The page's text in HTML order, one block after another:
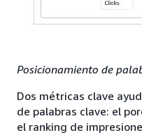
Posicionamiento de
Dos métricas clave
de palabras clave: el
el ranking de